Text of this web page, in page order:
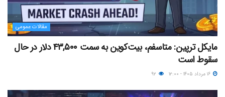
مقالات عمومی
مایکل ترپین: متاسفم، بیت‌کوین به سمت ۴۳,۵۰۰ دلار در حال
سقوط است